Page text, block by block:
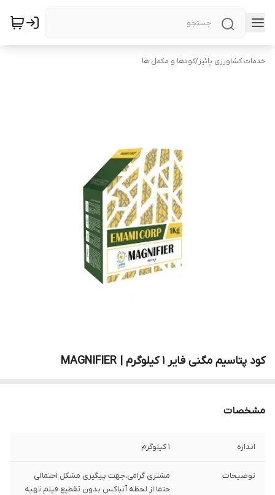
خدمات کشاورزی پائیز/کودها و مکمل ها
کود پتاسیم مگنی فایر ۱ کیلوگرم | MAGNIFIER
مشخصات
اندازه 1 کیلوگرم
توضیحات
مشتری گرامی،جهت پیگیری مشکل احتمالی
حتما از لحظه آنباکس بدون تقطیع فیلم تهیه